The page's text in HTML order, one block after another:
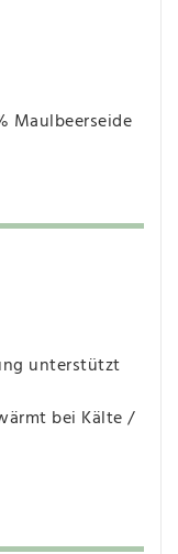
Maulbeerseide
unterstützt
bei Kälte /